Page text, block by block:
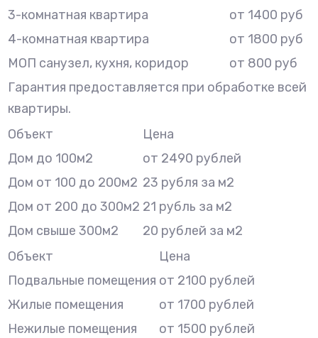
3-комнатная квартира
от 1400 руб
4-комнатная квартира
от 1800 руб
МОП санузел, кухня, коридор
от 800 руб
Гарантия предоставляется при обработке всей
квартиры.
Объект
Цена
Дом до 100м2
от 2490 рублей
Дом от 100 до 200м2 23 рубля за м2
Дом от 200 до 300м2 21 рубль за м2
Дом свыше 300м2
20 рублей за м2
Объект
Цена
Подвальные помещения от 2100 рублей
Жилые помещения
от 1700 рублей
Нежилые помещения
от 1500 рублей